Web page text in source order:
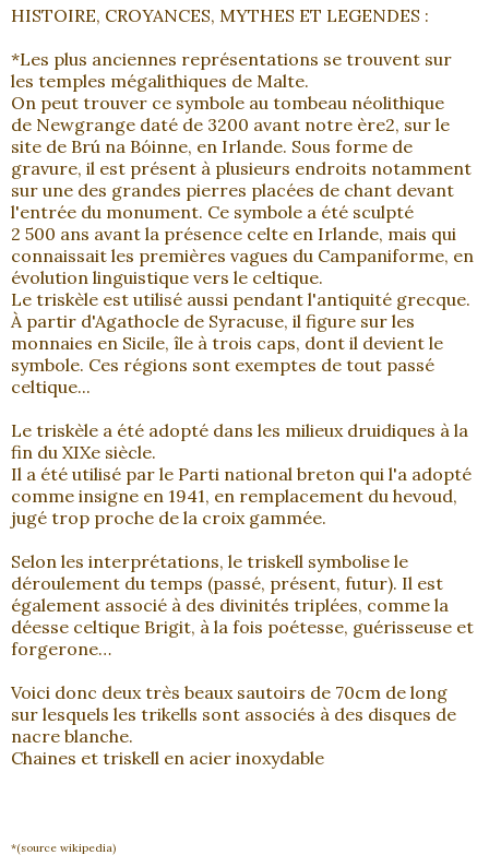
HISTOIRE, CROYANCES, MYTHES ET LEGENDES :
*Les plus anciennes représentations se trouvent sur
les temples mégalithiques de Malte.
On peut trouver ce symbole au tombeau néolithique
de Newgrange daté de 3200 avant notre ère2, sur le
site de Brú na Bóinne, en Irlande. Sous forme de
gravure, il est présent à plusieurs endroits notamment
sur une des grandes pierres placées de chant devant
l'entrée du monument. Ce symbole a été sculpté
2 500 ans avant la présence celte en Irlande, mais qui
connaissait les premières vagues du Campaniforme, en
évolution linguistique vers le celtique.
Le triskèle est utilisé aussi pendant l'antiquité grecque.
À partir d'Agathocle de Syracuse, il figure sur les
monnaies en Sicile, île à trois caps, dont il devient le
symbole. Ces régions sont exemptes de tout passé
celtique...
Le triskèle a été adopté dans les milieux druidiques à la
fin du XIXe siècle.
Il a été utilisé par le Parti national breton qui l'a adopté
comme insigne en 1941, en remplacement du hevoud,
jugé trop proche de la croix gammée.
Selon les interprétations, le triskell symbolise le
déroulement du temps (passé, présent, futur). Il est
également associé à des divinités triplées, comme la
déesse celtique Brigit, à la fois poétesse, guérisseuse et
forgerone…
Voici donc deux très beaux sautoirs de 70cm de long
sur lesquels les trikells sont associés à des disques de
nacre blanche.
Chaines et triskell en acier inoxydable
*(source wikipedia)